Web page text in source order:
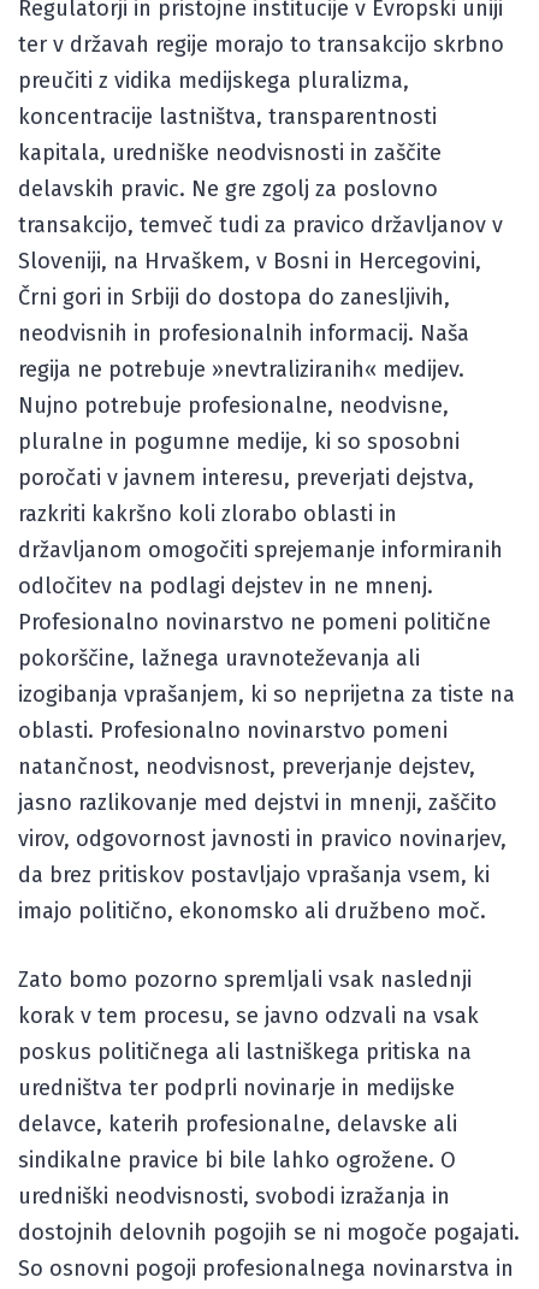
Regulatorji in pristojne institucije v Evropski uniji
ter v državah regije morajo to transakcijo skrbno
preučiti z vidika medijskega pluralizma,
koncentracije lastništva, transparentnosti
kapitala, uredniške neodvisnosti in zaščite
delavskih pravic. Ne gre zgolj za poslovno
transakcijo, temveč tudi za pravico državljanov v
Sloveniji, na Hrvaškem, v Bosni in Hercegovini,
Črni gori in Srbiji do dostopa do zanesljivih,
neodvisnih in profesionalnih informacij. Naša
regija ne potrebuje »nevtraliziranih« medijev.
Nujno potrebuje profesionalne, neodvisne,
pluralne in pogumne medije, ki so sposobni
poročati v javnem interesu, preverjati dejstva,
razkriti kakršno koli zlorabo oblasti in
državljanom omogočiti sprejemanje informiranih
odločitev na podlagi dejstev in ne mnenj.
Profesionalno novinarstvo ne pomeni politične
pokorščine, lažnega uravnoteževanja ali
izogibanja vprašanjem, ki so neprijetna za tiste na
oblasti. Profesionalno novinarstvo pomeni
natančnost, neodvisnost, preverjanje dejstev,
jasno razlikovanje med dejstvi in mnenji, zaščito
virov, odgovornost javnosti in pravico novinarjev,
da brez pritiskov postavljajo vprašanja vsem, ki
imajo politično, ekonomsko ali družbeno moč.
Zato bomo pozorno spremljali vsak naslednji
korak v tem procesu, se javno odzvali na vsak
poskus političnega ali lastniškega pritiska na
uredništva ter podprli novinarje in medijske
delavce, katerih profesionalne, delavske ali
sindikalne pravice bi bile lahko ogrožene. O
uredniški neodvisnosti, svobodi izražanja in
dostojnih delovnih pogojih se ni mogoče pogajati.
So osnovni pogoji profesionalnega novinarstva in